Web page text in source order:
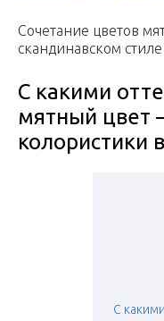
Сочетание цветов
скандинавском стиле
С какими
мятный цвет
колористики
С